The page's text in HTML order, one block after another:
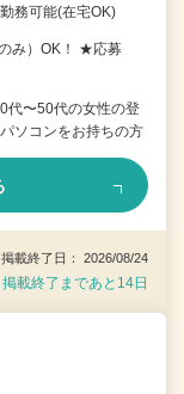
務可能(在宅OK)
み）OK！ ★応募
〜50代の女性の登
ソコンをお持ちの方
載終了日： 2026/08/24
掲載終了まであと14日